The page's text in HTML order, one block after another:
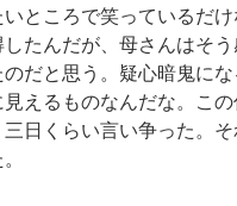
ところで笑っているだ
たんだが、母さんはそ
だと思う。疑心暗鬼に
えるものなんだな。こ
日くらい言い争った。そ